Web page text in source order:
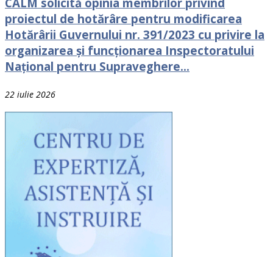
proiectul de hotărâre pentru modificarea
Hotărârii Guvernului nr. 391/2023 cu privire la
organizarea și funcționarea Inspectoratului
Național pentru Supraveghere...
22 iulie 2026